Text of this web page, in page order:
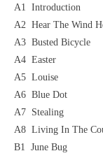
A1 Introduction
A2 Hear The Wind
A3 Busted Bicycle
A4 Easter
A5 Louise
A6 Blue Dot
A7 Stealing
A8 Living In The
B1 June Bug